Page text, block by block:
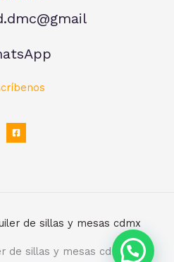
de sillas y mesas cdmx
de sillas y mesas cdmx